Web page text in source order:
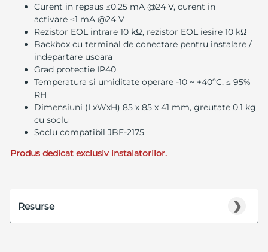
Curent in repaus ≤0.25 mA @24 V, curent in
activare ≤1 mA @24 V
Rezistor EOL intrare 10 kΩ, rezistor EOL iesire 10 kΩ
Backbox cu terminal de conectare pentru instalare /
indepartare usoara
Grad protectie IP40
Temperatura si umiditate operare -10 ~ +40ºC, ≤ 95%
RH
Dimensiuni (LxWxH) 85 x 85 x 41 mm, greutate 0.1 kg
cu soclu
Soclu compatibil JBE-2175
Produs dedicat exclusiv instalatorilor.
❯
Resurse